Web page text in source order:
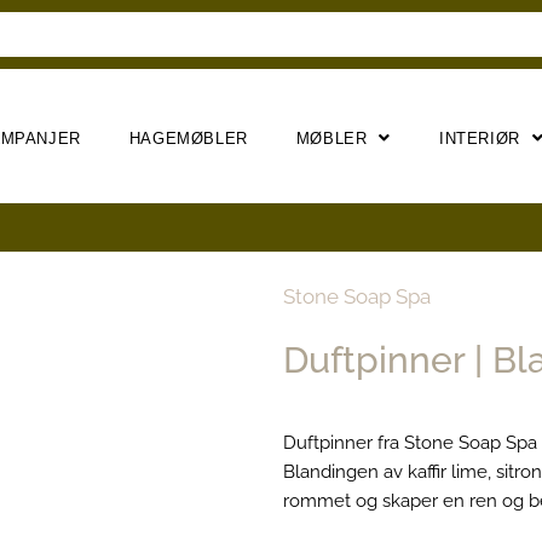
HAGEMØBLER MØBLER INTERIØR
Stone Soap Spa
Duftpinner |
Duftpinner fra Stone Soap
Blandingen av kaffir lime,
rommet og skaper en ren og